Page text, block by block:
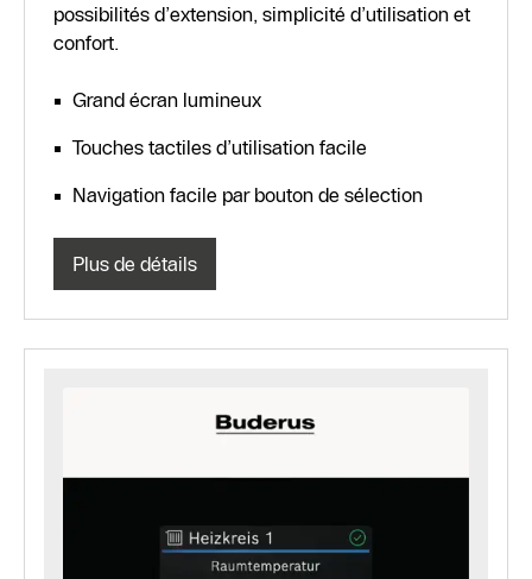
possibilités d’extension, simplicité d’utilisation et
confort.
Grand écran lumineux
Touches tactiles d’utilisation facile
Navigation facile par bouton de sélection
Plus de détails